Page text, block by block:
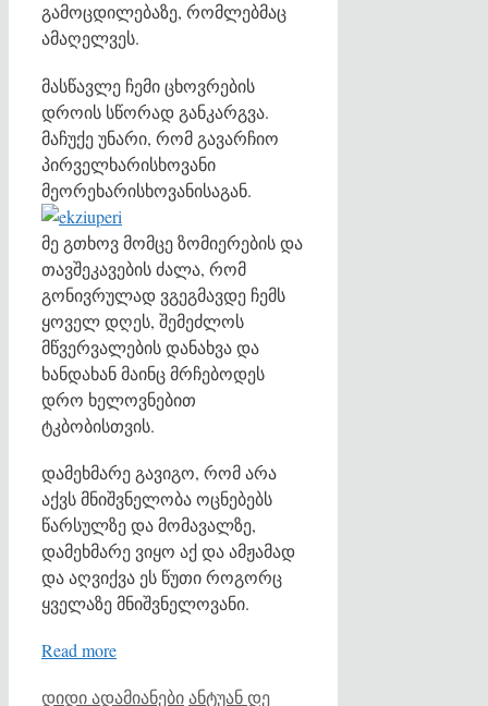
გამოცდილებაზე, რომლებმაც
ამაღელვეს.
მასწავლე ჩემი ცხოვრების
დროის სწორად განკარგვა.
მაჩუქე უნარი, რომ გავარჩიო
პირველხარისხოვანი
მეორეხარისხოვანისაგან.
მე გთხოვ მომცე ზომიერების და
თავშეკავების ძალა, რომ
გონივრულად ვგეგმავდე ჩემს
ყოველ დღეს, შემეძლოს
მწვერვალების დანახვა და
ხანდახან მაინც მრჩებოდეს
დრო ხელოვნებით
ტკბობისთვის.
დამეხმარე გავიგო, რომ არა
აქვს მნიშვნელობა ოცნებებს
წარსულზე და მომავალზე,
დამეხმარე ვიყო აქ და ამჟამად
და აღვიქვა ეს წუთი როგორც
ყველაზე მნიშვნელოვანი.
Read more
Categories
დიდი ადამიანებიTags
ანტუან დე